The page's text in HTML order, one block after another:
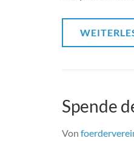
Spende
Von